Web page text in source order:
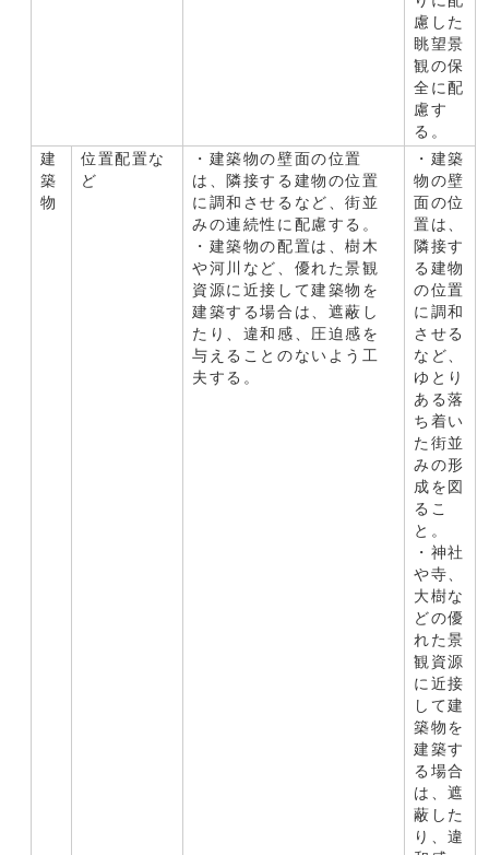
慮した
眺望景
観の保
全に配
慮す
る。
建
築
物
位置配置な
ど
・建築物の壁面の位置
は、隣接する建物の位置
に調和させるなど、街並
みの連続性に配慮する。
・建築物の配置は、樹木
や河川など、優れた景観
資源に近接して建築物を
建築する場合は、遮蔽し
たり、違和感、圧迫感を
与えることのないよう工
夫する。
・建築
物の壁
面の位
置は、
隣接す
る建物
の位置
に調和
させる
など、
ゆとり
ある落
ち着い
た街並
みの形
成を図
るこ
と。
・神社
や寺、
大樹な
どの優
れた景
観資源
に近接
して建
築物を
建築す
る場合
は、遮
蔽した
り、違